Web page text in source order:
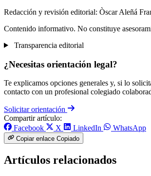
Redacción y revisión editorial: Òscar Aleñá
Contenido informativo. No constituye
Transparencia editorial
¿Necesitas orientación legal?
Te explicamos opciones generales y, si lo
contacto con un profesional colegiado
Solicitar orientación
Compartir artículo:
Facebook
X LinkedIn WhatsApp
Copiar enlace Copiado
Artículos relacionados